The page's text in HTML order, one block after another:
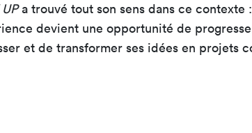
a trouvé tout son sens dans ce contexte
devient une opportunité de
et de transformer ses idées en projets